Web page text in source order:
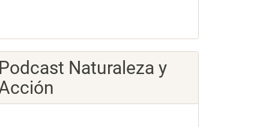
Podcast Naturaleza y